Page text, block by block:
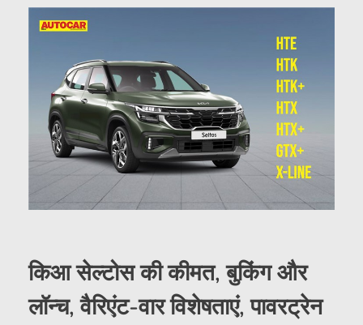
किआ सेल्टोस की कीमत, बुकिंग और
लॉन्च, वैरिएंट-वार विशेषताएं, पावरट्रेन